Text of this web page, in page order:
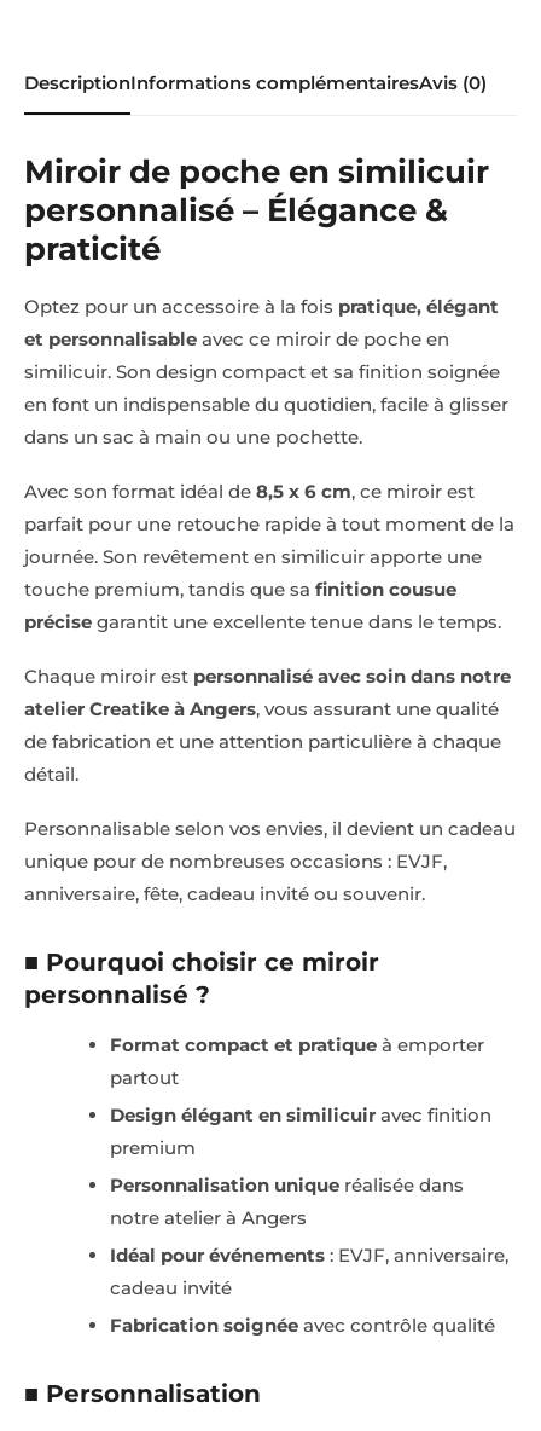
DescriptionInformations complémentairesAvis (0)
Miroir de poche en similicuir
personnalisé – Élégance &
praticité
Optez pour un accessoire à la fois pratique, élégant
et personnalisable avec ce miroir de poche en
similicuir. Son design compact et sa finition soignée
en font un indispensable du quotidien, facile à glisser
dans un sac à main ou une pochette.
Avec son format idéal de 8,5 x 6 cm, ce miroir est
parfait pour une retouche rapide à tout moment de la
journée. Son revêtement en similicuir apporte une
touche premium, tandis que sa finition cousue
précise garantit une excellente tenue dans le temps.
Chaque miroir est personnalisé avec soin dans notre
atelier Creatike à Angers, vous assurant une qualité
de fabrication et une attention particulière à chaque
détail.
Personnalisable selon vos envies, il devient un cadeau
unique pour de nombreuses occasions : EVJF,
anniversaire, fête, cadeau invité ou souvenir.
■ Pourquoi choisir ce miroir
personnalisé ?
Format compact et pratique à emporter
partout
Design élégant en similicuir avec finition
premium
Personnalisation unique réalisée dans
notre atelier à Angers
Idéal pour événements : EVJF, anniversaire,
cadeau invité
Fabrication soignée avec contrôle qualité
■ Personnalisation